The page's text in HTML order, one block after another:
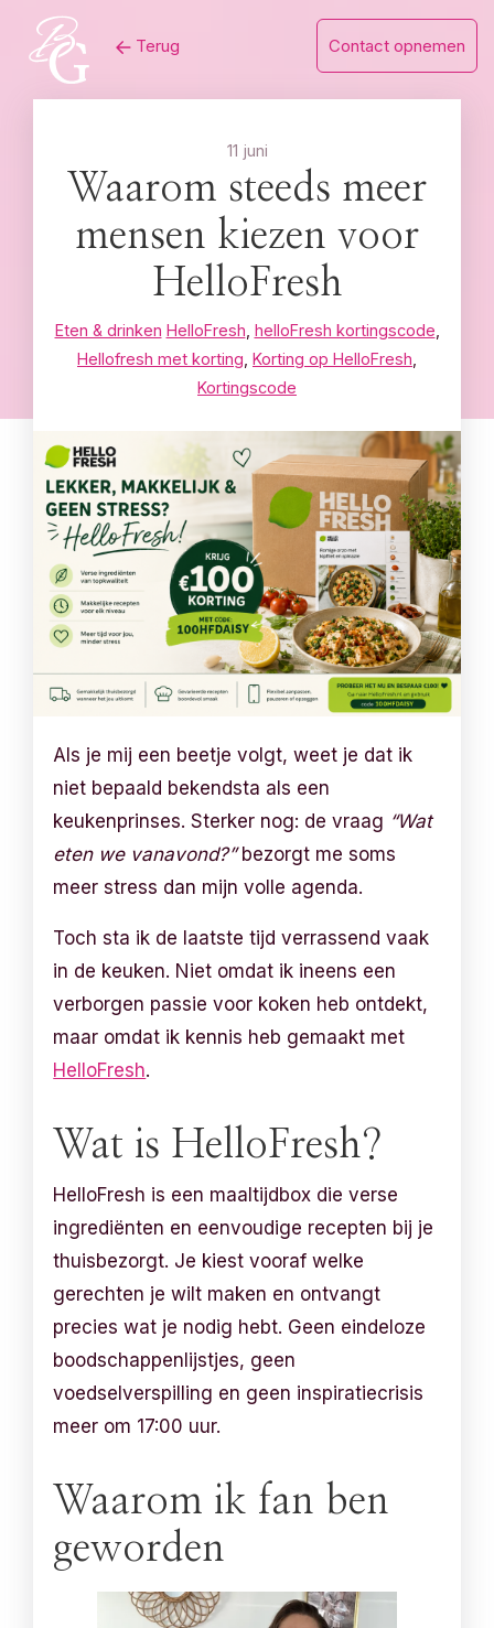
content
Terug Contact opnemen
11 juni
Waarom steeds meer
mensen kiezen voor
HelloFresh
Eten & drinken HelloFresh helloFresh kortingscode
Hellofresh met korting Korting op HelloFresh
Kortingscode
Als je mij een beetje volgt, weet je dat ik
niet bepaald bekendsta als een
keukenprinses. Sterker nog: de vraag “Wat
eten we vanavond?”bezorgt me soms
meer stress dan mijn volle agenda.
Toch sta ik de laatste tijd verrassend vaak
in de keuken. Niet omdat ik ineens een
verborgen passie voor koken heb ontdekt,
maar omdat ik kennis heb gemaakt met
HelloFresh.
Wat is HelloFresh?
HelloFresh is een maaltijdbox die verse
ingrediënten en eenvoudige recepten bij je
thuisbezorgt. Je kiest vooraf welke
gerechten je wilt maken en ontvangt
precies wat je nodig hebt. Geen eindeloze
boodschappenlijstjes, geen
voedselverspilling en geen inspiratiecrisis
meer om 17:00 uur.
Waarom ik fan ben
geworden